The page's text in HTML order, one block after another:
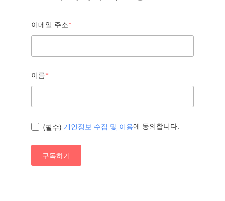
이메일 주소*
이름*
(필수) 개인정보 수집 및 이용에 동의합니다.
구독하기